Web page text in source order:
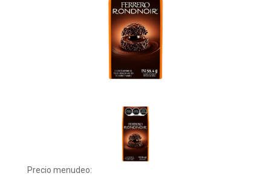
Precio menudeo: